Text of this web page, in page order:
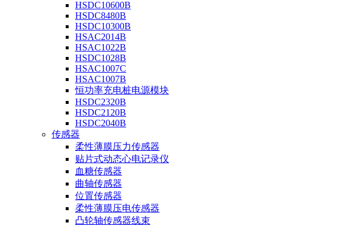
HSDC10600B
HSDC8480B
HSDC10300B
HSAC2014B
HSAC1022B
HSDC1028B
HSAC1007C
HSAC1007B
恒功率充电桩电源模块
HSDC2320B
HSDC2120B
HSDC2040B
传感器
柔性薄膜压力传感器
贴片式动态心电记录仪
血糖传感器
曲轴传感器
位置传感器
柔性薄膜压电传感器
凸轮轴传感器线束